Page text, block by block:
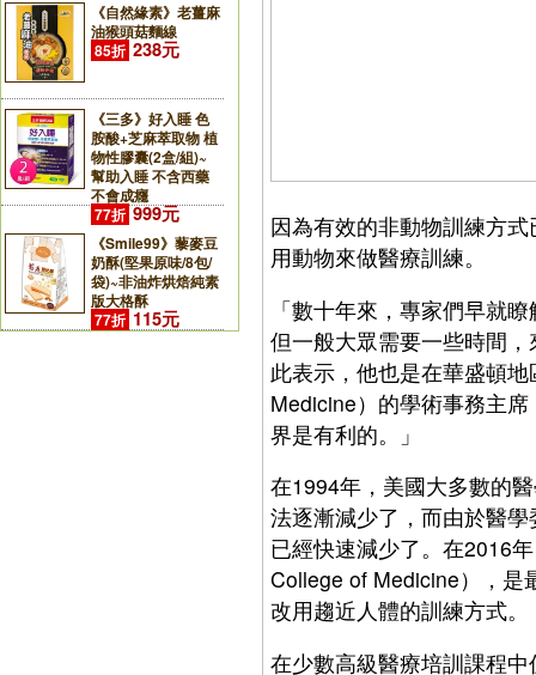
《自然緣素》老薑麻
油猴頭菇麵線
85折 238元
《三多》好入睡 色
胺酸+芝麻萃取物 植
物性膠囊(2盒/組)~
幫助入睡 不含西藥
不會成癮
77折 999元
《Smile99》藜麥豆
奶酥(堅果原味/8包/
袋)~非油炸烘焙純素
版大格酥
77折 115元
因為有效的非動物訓練方
用動物來做醫療訓練。
「數十年來，專家們早就
但一般大眾需要一些時間
此表示，他也是在華盛頓
Medicine）的學術事務主
界是有利的。」
在1994年，美國大多數的
法逐漸減少了，而由於醫
已經快速減少了。在2016
College of Medicine），是
改用趨近人體的訓練方式。
在少數高級醫療培訓課程